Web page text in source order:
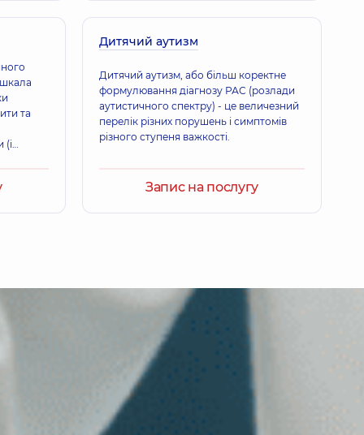
та
(і
Дитячий аутизм
Дитячий аутизм, або більш коректне
формулювання діагнозу РАС (розлади
аутистичного спектру) - це величезний
перелік різних порушень і симптомів
різного ступеня важкості.
Запис на послугу